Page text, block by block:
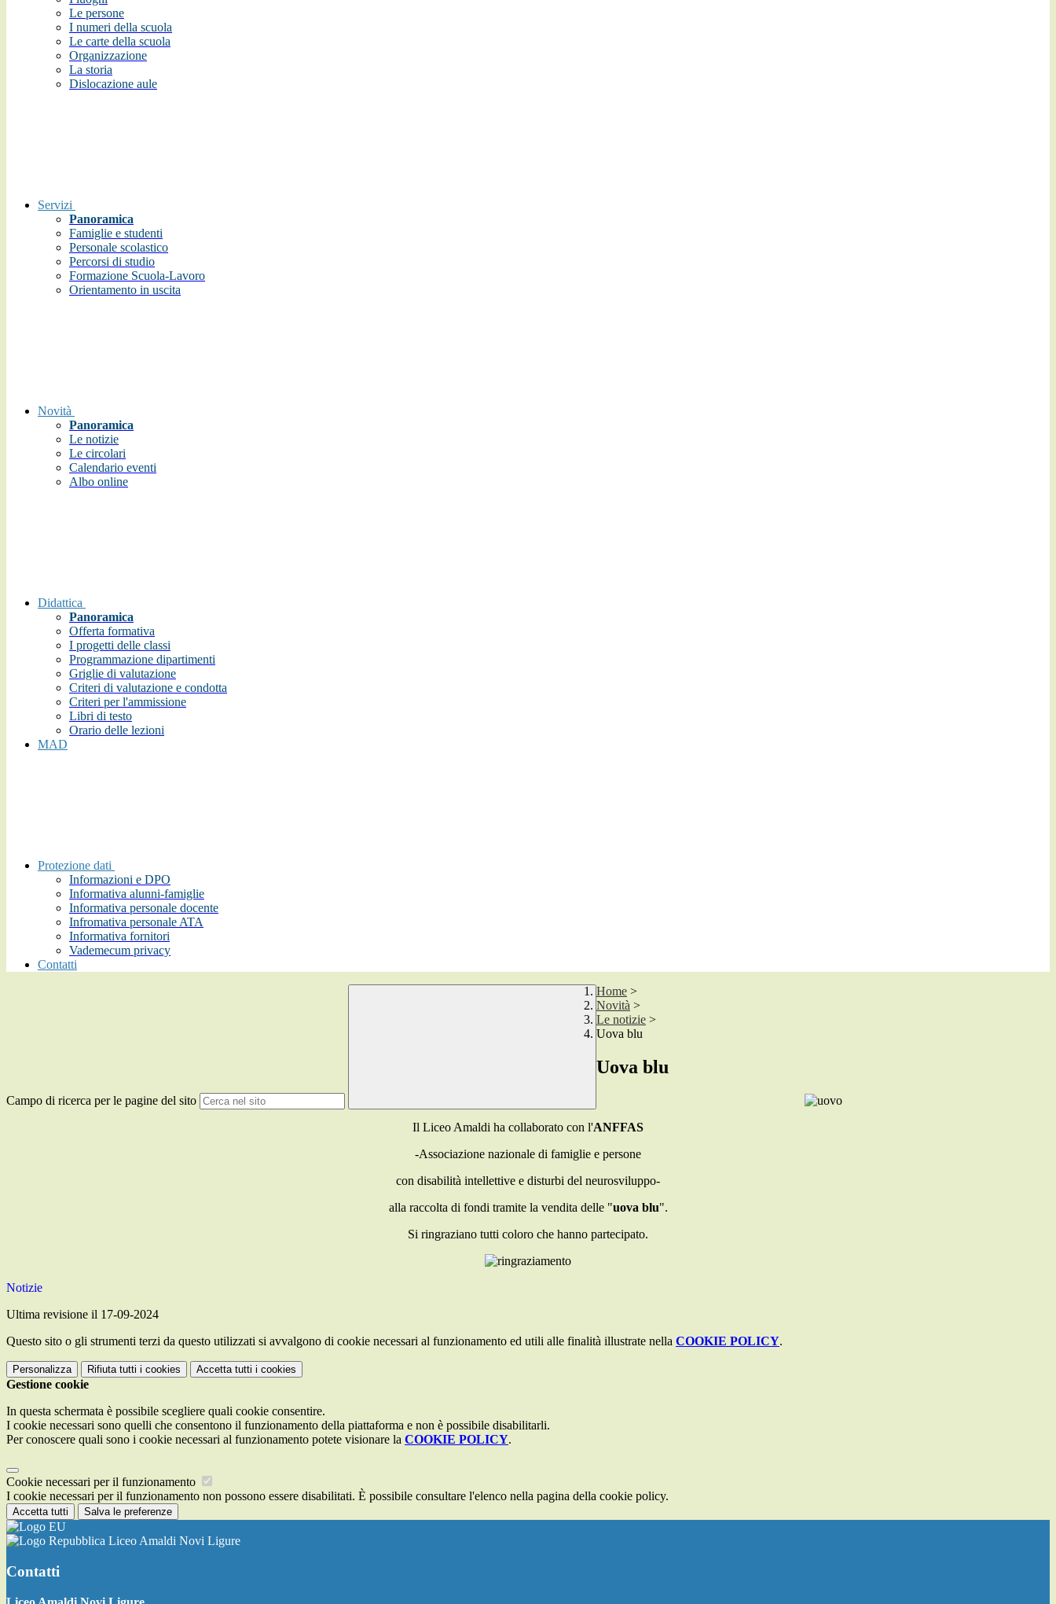
Le persone
I numeri della scuola
Le carte della scuola
Organizzazione
La storia
Dislocazione aule
Servizi
Panoramica
Famiglie e studenti
Personale scolastico
Percorsi di studio
Formazione Scuola-Lavoro
Orientamento in uscita
Novità
Panoramica
Le notizie
Le circolari
Calendario eventi
Albo online
Didattica
Panoramica
Offerta formativa
I progetti delle classi
Programmazione dipartimenti
Griglie di valutazione
Criteri di valutazione e condotta
Criteri per l'ammissione
Libri di testo
Orario delle lezioni
MAD
Protezione dati
Informazioni e DPO
Informativa alunni-famiglie
Informativa personale docente
Infromativa personale ATA
Informativa fornitori
Vademecum privacy
Contatti
Campo di ricerca per le pagine del sito
Home >
Novità >
Le notizie >
Uova blu
Uova blu
Il Liceo Amaldi ha collaborato con l'ANFFAS
-Associazione nazionale di famiglie e persone
con disabilità intellettive e disturbi del neurosviluppo-
alla raccolta di fondi tramite la vendita delle "uova blu".
Si ringraziano tutti coloro che hanno partecipato.
Notizie
Ultima revisione il 17-09-2024
Questo sito o gli strumenti terzi da questo utilizzati si avvalgono di cookie necessari al funzionamento ed utili alle finalità illustrate nella COOKIE POLICY.
Personalizza Rifiuta tutti i cookies Accetta tutti i cookies
Gestione cookie
In questa schermata è possibile scegliere quali cookie consentire.
I cookie necessari sono quelli che consentono il funzionamento della piattaforma e non è possibile disabilitarli.
Per conoscere quali sono i cookie necessari al funzionamento potete visionare la COOKIE POLICY.
Cookie necessari per il funzionamento
I cookie necessari per il funzionamento non possono essere disabilitati. È possibile consultare l'elenco nella pagina della cookie policy.
Accetta tutti Salva le preferenze
Liceo Amaldi Novi Ligure
Contatti